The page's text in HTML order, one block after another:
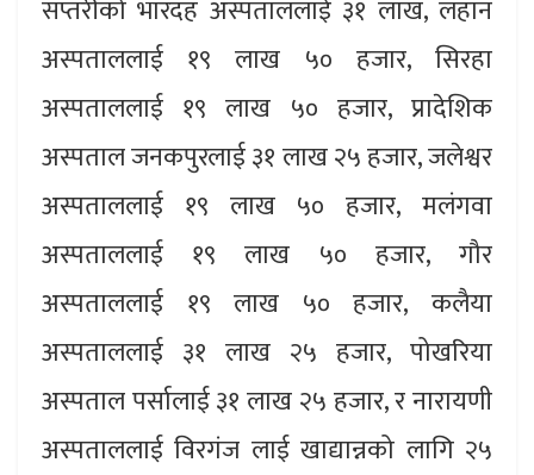
सप्तरीको भारदह अस्पताललाई ३१ लाख, लहान
अस्पताललाई १९ लाख ५० हजार, सिरहा
अस्पताललाई १९ लाख ५० हजार, प्रादेशिक
अस्पताल जनकपुरलाई ३१ लाख २५ हजार, जलेश्वर
अस्पताललाई १९ लाख ५० हजार, मलंगवा
अस्पताललाई १९ लाख ५० हजार, गौर
अस्पताललाई १९ लाख ५० हजार, कलैया
अस्पताललाई ३१ लाख २५ हजार, पोखरिया
अस्पताल पर्सालाई ३१ लाख २५ हजार, र नारायणी
अस्पताललाई विरगंज लाई खाद्यान्नको लागि २५